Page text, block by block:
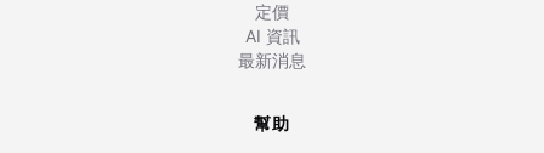
定價
AI 資訊
最新消息
幫助